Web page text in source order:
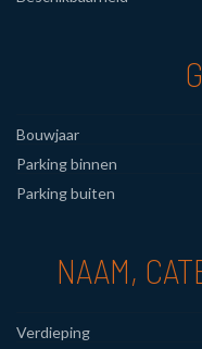
Bouwjaar
Parking binnen
Parking buiten
NAAM,
Verdieping